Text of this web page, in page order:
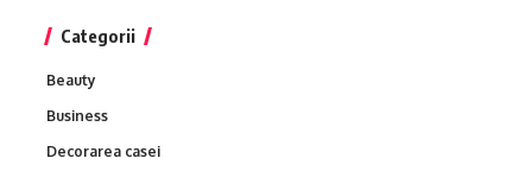
Categorii
Beauty
Business
Decorarea casei